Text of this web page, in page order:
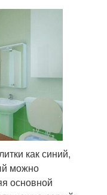
как синий,
можно
основной